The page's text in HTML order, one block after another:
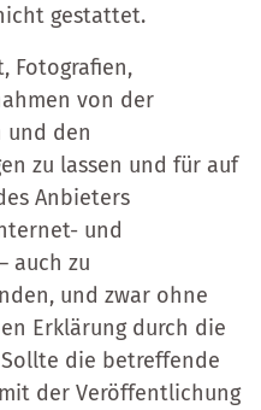
gestattet.
Fotografien,
von der
und den
zu lassen und für auf
Anbieters
und
auch zu
und zwar ohne
Erklärung durch die
die betreffende
der Veröffentlichung